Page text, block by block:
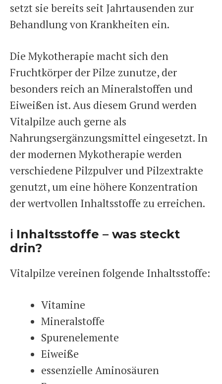
setzt sie bereits seit Jahrtausenden zur
Behandlung von Krankheiten ein.
Die Mykotherapie macht sich den
Fruchtkörper der Pilze zunutze, der
besonders reich an Mineralstoffen und
Eiweißen ist. Aus diesem Grund werden
Vitalpilze auch gerne als
Nahrungsergänzungsmittel eingesetzt. In
der modernen Mykotherapie werden
verschiedene Pilzpulver und Pilzextrakte
genutzt, um eine höhere Konzentration
der wertvollen Inhaltsstoffe zu erreichen.
ℹ️ Inhaltsstoffe – was steckt
drin?
Vitalpilze vereinen folgende Inhaltsstoffe:
Vitamine
Mineralstoffe
Spurenelemente
Eiweiße
essenzielle Aminosäuren